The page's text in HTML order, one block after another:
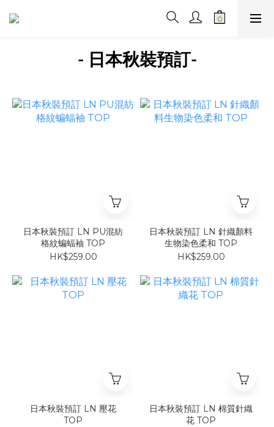
- 日本秋裝預訂 -
日本秋裝預訂 LN PU混紡
格紋蝙蝠袖 TOP
HK$259.00
日本秋裝預訂 LN 針織顏料
生物染色柔和 TOP
HK$259.00
日本秋裝預訂 LN 壓花
TOP
日本秋裝預訂 LN 棉質針織
花 TOP